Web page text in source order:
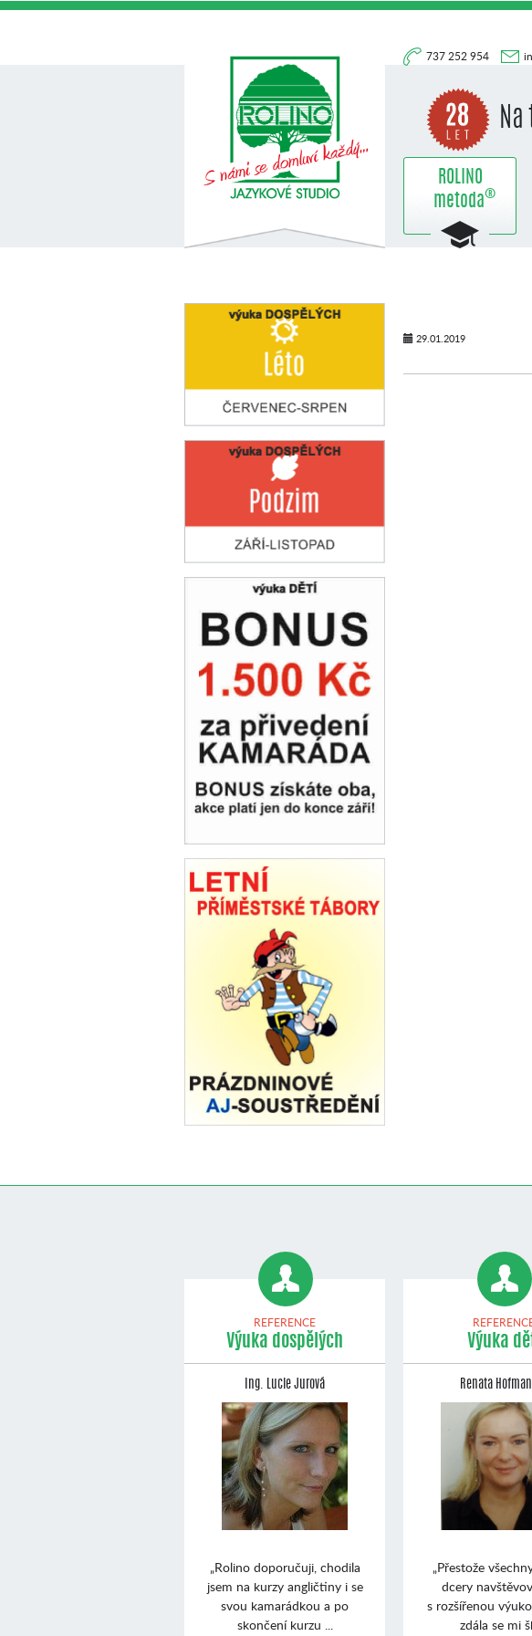
737 252 954
ROLINO
metoda®
29.01.2019
REFERENCE
Výuka dospělých
Ing. Lucie Jurová
„Rolino doporučuji, chodila
jsem na kurzy angličtiny i se
svou kamarádkou a po
skončení kurzu ...
Výuka
Renata
„Přestože
dcery
s rozšířenou
zdála se mi šk